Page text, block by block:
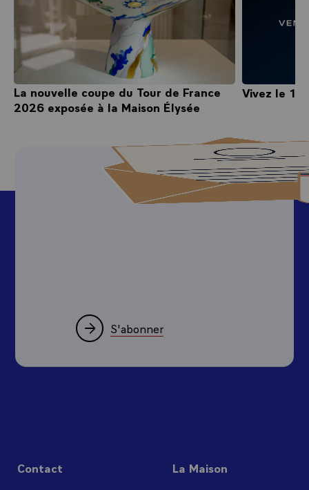
La nouvelle coupe du Tour de France
2026 exposée à la Maison Élysée
Vivez le 14
S'abonner
Contact La Maison